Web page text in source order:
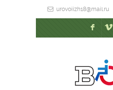
urovoiizh18@mail.ru
F V